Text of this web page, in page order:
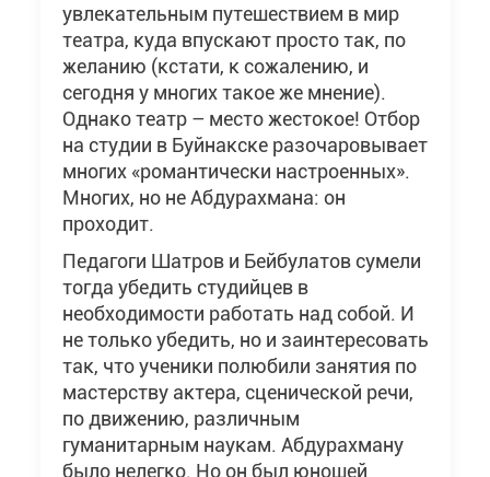
увлекательным путешествием в мир
театра, куда впускают просто так, по
желанию (кстати, к сожалению, и
сегодня у многих такое же мнение).
Однако театр – место жестокое! Отбор
на студии в Буйнакске разочаровывает
многих «романтически настроенных».
Многих, но не Абдурахмана: он
проходит.
Педагоги Шатров и Бейбулатов сумели
тогда убедить студийцев в
необходимости работать над собой. И
не только убедить, но и заинтересовать
так, что ученики полюбили занятия по
мастерству актера, сценической речи,
по движению, различным
гуманитарным наукам. Абдурахману
было нелегко. Но он был юношей